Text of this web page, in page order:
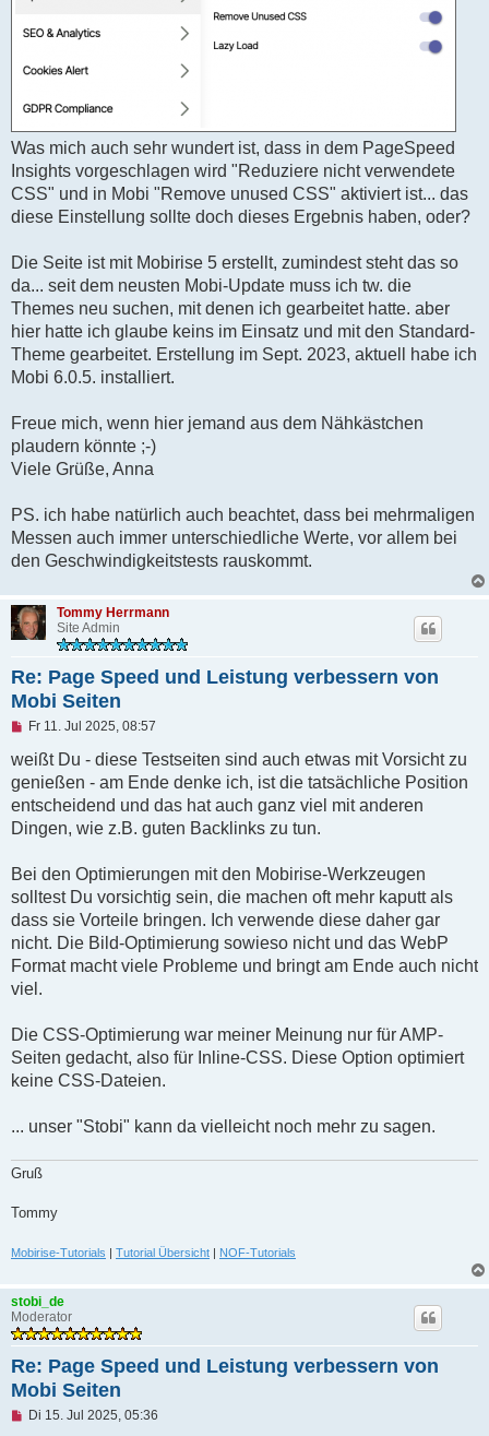
Was mich auch sehr wundert ist, dass in dem PageSpeed
Insights vorgeschlagen wird "Reduziere nicht verwendete
CSS" und in Mobi "Remove unused CSS" aktiviert ist... das
diese Einstellung sollte doch dieses Ergebnis haben, oder?
Die Seite ist mit Mobirise 5 erstellt, zumindest steht das so
da... seit dem neusten Mobi-Update muss ich tw. die
Themes neu suchen, mit denen ich gearbeitet hatte. aber
hier hatte ich glaube keins im Einsatz und mit den Standard-
Theme gearbeitet. Erstellung im Sept. 2023, aktuell habe ich
Mobi 6.0.5. installiert.
Freue mich, wenn hier jemand aus dem Nähkästchen
plaudern könnte ;-)
Viele Grüße, Anna
PS. ich habe natürlich auch beachtet, dass bei mehrmaligen
Messen auch immer unterschiedliche Werte, vor allem bei
den Geschwindigkeitstests rauskommt.
Tommy Herrmann
Site Admin
Re: Page Speed und Leistung verbessern von
Mobi Seiten
U
g
l
e
e
r
B
i
t
a
g
Fr 11. Jul 2025, 08:57
weißt Du - diese Testseiten sind auch etwas mit Vorsicht zu
genießen - am Ende denke ich, ist die tatsächliche Position
entscheidend und das hat auch ganz viel mit anderen
Dingen, wie z.B. guten Backlinks zu tun.
Bei den Optimierungen mit den Mobirise-Werkzeugen
solltest Du vorsichtig sein, die machen oft mehr kaputt als
dass sie Vorteile bringen. Ich verwende diese daher gar
nicht. Die Bild-Optimierung sowieso nicht und das WebP
Format macht viele Probleme und bringt am Ende auch nicht
viel.
Die CSS-Optimierung war meiner Meinung nur für AMP-
Seiten gedacht, also für Inline-CSS. Diese Option optimiert
keine CSS-Dateien.
... unser "Stobi" kann da vielleicht noch mehr zu sagen.
Gruß
Tommy
Mobirise-Tutorials | Tutorial Übersicht | NOF-Tutorials
stobi_de
Moderator
Re: Page Speed und Leistung verbessern von
Mobi Seiten
UDi 15. Jul 2025, 05:36